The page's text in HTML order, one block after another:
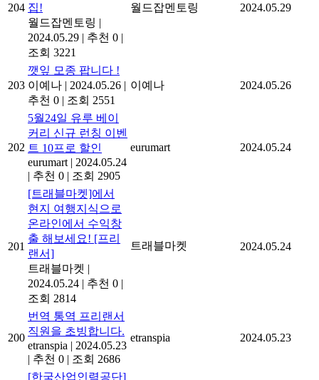
204 집!
월드잡멘토링 |
2024.05.29 | 추천 0 |
조회 3221
월드잡멘토링 2024.05.29
203
깻잎 모종 팝니다 !
이예나 | 2024.05.26 |
추천 0 | 조회 2551
이예나 2024.05.26
202
5월24일 유루 베이
커리 신규 런칭 이벤
트 10프로 할인
eurumart | 2024.05.24
| 추천 0 | 조회 2905
eurumart 2024.05.24
201
[트래블마켓]에서
현지 여행지식으로
온라인에서 수익창
출 해보세요! [프리
랜서]
트래블마켓 |
2024.05.24 | 추천 0 |
조회 2814
트래블마켓 2024.05.24
200
번역 통역 프리랜서
직원을 초빙합니다.
etranspia | 2024.05.23
| 추천 0 | 조회 2686
etranspia 2024.05.23
[한국산업인력공단]